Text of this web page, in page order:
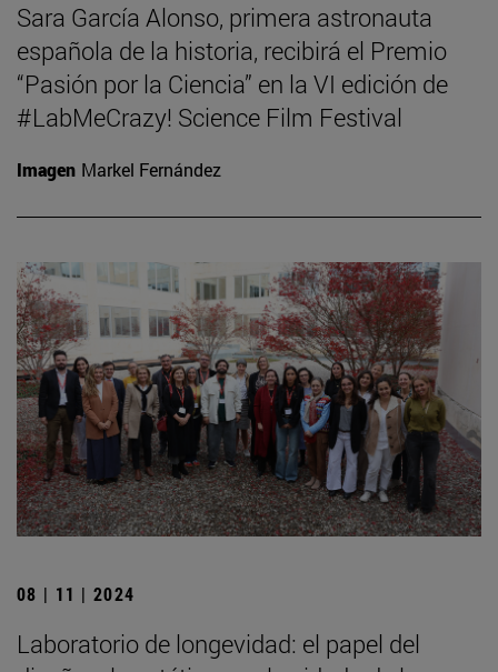
Sara García Alonso, primera astronauta
española de la historia, recibirá el Premio
“Pasión por la Ciencia” en la VI edición de
#LabMeCrazy! Science Film Festival
Imagen Markel Fernández
08 | 11 | 2024
Laboratorio de longevidad: el papel del